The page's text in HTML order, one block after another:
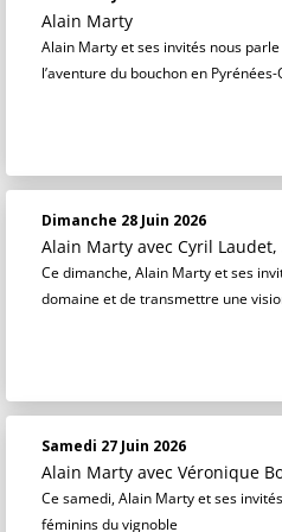
Alain Marty
Alain Marty et ses invités nous
l’aventure du bouchon en
Dimanche 28 Juin 2026
Alain Marty avec Cyril
Ce dimanche, Alain Marty et ses
domaine et de transmettre une
Samedi 27 Juin 2026
Alain Marty avec Véronique
Ce samedi, Alain Marty et ses
féminins du vignoble